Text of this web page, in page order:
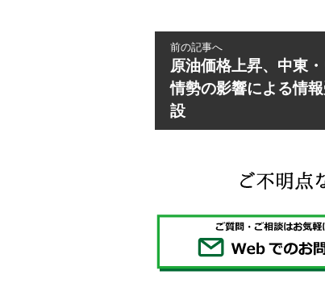
前の記事へ
原油価格上昇、中東
情勢の影響による情
設